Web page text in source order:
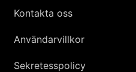
Kontakta oss
Användarvillkor
Sekretesspolicy